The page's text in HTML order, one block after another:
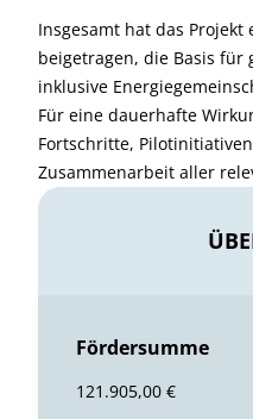
Insgesamt hat das Projekt
beigetragen, die Basis für
inklusive
Für eine dauerhafte
Fortschritte,
Zusammenarbeit aller
Fördersumme
121.905,00 €